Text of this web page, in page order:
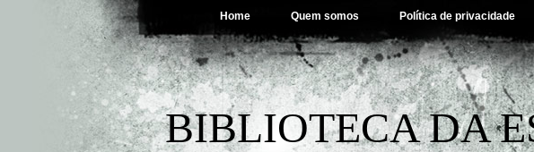
Home Quem somos Política de privacidade
BIBLIOTECA DA